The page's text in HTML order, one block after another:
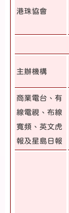
港珠協會
主辦機構
商業電台、有
線電視、布線
寬頻、英文虎
報及星島日報